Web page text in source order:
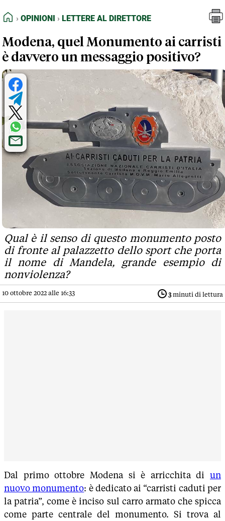
FEED RSS
NORMATIVE DEONTOLOGICHE
TERMINI e CONDIZIONI
Opinioni
Lettere al Direttore
HOME
OPINIONI LETTERE AL DIRETTORE
Modena, quel Monumento ai carristi
è davvero un messaggio positivo?
Qual è il senso di questo monumento posto
di fronte al palazzetto dello sport che porta
il nome di Mandela, grande esempio di
nonviolenza?
10 ottobre 2022 alle 16:33 3minuti di lettura
Dal primo ottobre Modena si è arricchita di un
nuovo monumento: è dedicato ai “carristi caduti per
la patria”, come è inciso sul carro armato che spicca
come parte centrale del monumento. Si trova al